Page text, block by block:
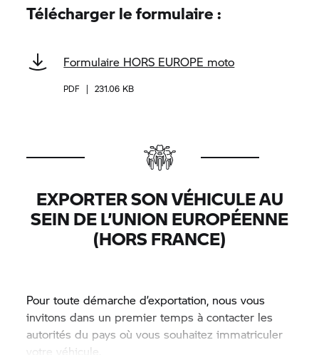
Télécharger le formulaire :
Formulaire HORS EUROPE moto
PDF | 231.06 KB
EXPORTER SON VÉHICULE AU
SEIN DE L’UNION EUROPÉENNE
(HORS FRANCE)
Pour toute démarche d’exportation, nous vous
invitons dans un premier temps à contacter les
autorités du pays où vous souhaitez immatriculer
votre véhicule.